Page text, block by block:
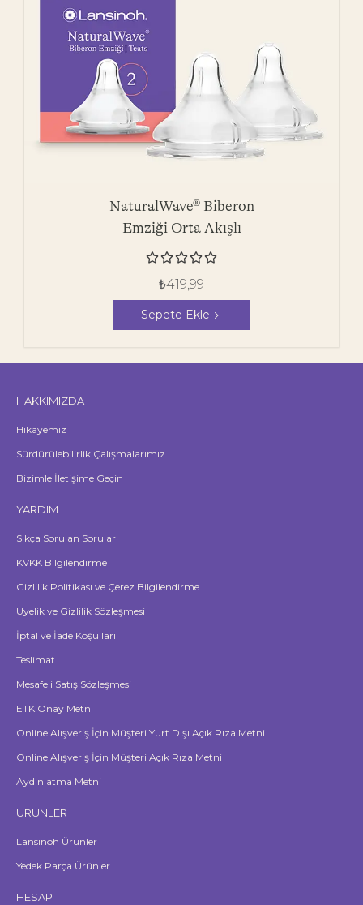
NaturalWave® Biberon
Emziği Orta Akışlı

₺419,99
Sepete Ekle
HAKKIMIZDA
Hikayemiz
Sürdürülebilirlik Çalışmalarımız
Bizimle İletişime Geçin
YARDIM
Sıkça Sorulan Sorular
KVKK Bilgilendirme
Gizlilik Politikası ve Çerez Bilgilendirme
Üyelik ve Gizlilik Sözleşmesi
İptal ve İade Koşulları
Teslimat
Mesafeli Satış Sözleşmesi
ETK Onay Metni
Online Alışveriş İçin Müşteri Yurt Dışı Açık Rıza Metni
Online Alışveriş İçin Müşteri Açık Rıza Metni
Aydınlatma Metni
ÜRÜNLER
Lansinoh Ürünler
Yedek Parça Ürünler
HESAP